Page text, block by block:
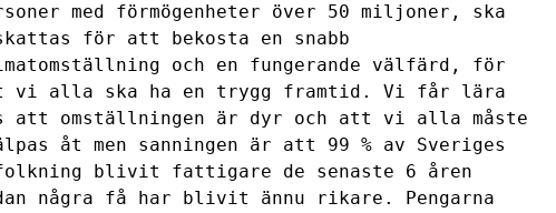
med förmögenheter över 50 miljoner, ska
för att bekosta en snabb
och en fungerande välfärd, för
vi alla ska ha en trygg framtid. Vi får lära
att omställningen är dyr och att vi alla måste
åt men sanningen är att 99 % av Sveriges
blivit fattigare de senaste 6 åren
några få har blivit ännu rikare. Pengarna